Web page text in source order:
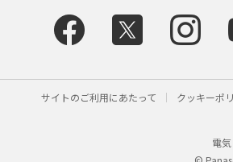
サイトのご利用にあたって クッキーポ
電